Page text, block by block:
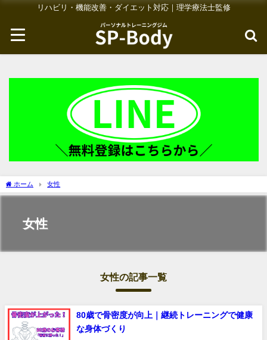
リハビリ・機能改善・ダイエット対応｜理学療法士監修
ホーム 女性
女性
女性の記事一覧
80歳で骨密度が向上｜継続トレーニングで健康
な身体づくり